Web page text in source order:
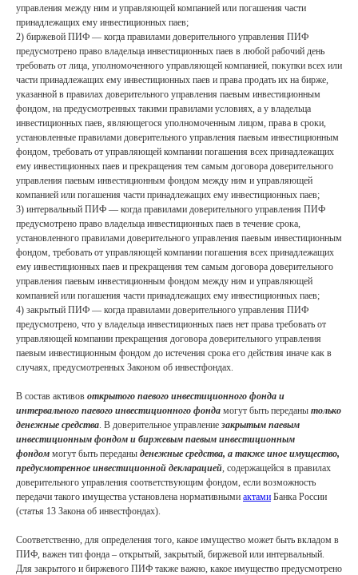
управления между ним и управляющей компанией или погашения части
принадлежащих ему инвестиционных паев;
2) биржевой ПИФ — когда правилами доверительного управления ПИФ
предусмотрено право владельца инвестиционных паев в любой рабочий день
требовать от лица, уполномоченного управляющей компанией, покупки всех или
части принадлежащих ему инвестиционных паев и права продать их на бирже,
указанной в правилах доверительного управления паевым инвестиционным
фондом, на предусмотренных такими правилами условиях, а у владельца
инвестиционных паев, являющегося уполномоченным лицом, права в сроки,
установленные правилами доверительного управления паевым инвестиционным
фондом, требовать от управляющей компании погашения всех принадлежащих
ему инвестиционных паев и прекращения тем самым договора доверительного
управления паевым инвестиционным фондом между ним и управляющей
компанией или погашения части принадлежащих ему инвестиционных паев;
3) интервальный ПИФ — когда правилами доверительного управления ПИФ
предусмотрено право владельца инвестиционных паев в течение срока,
установленного правилами доверительного управления паевым инвестиционным
фондом, требовать от управляющей компании погашения всех принадлежащих
ему инвестиционных паев и прекращения тем самым договора доверительного
управления паевым инвестиционным фондом между ним и управляющей
компанией или погашения части принадлежащих ему инвестиционных паев;
4) закрытый ПИФ — когда правилами доверительного управления ПИФ
предусмотрено, что у владельца инвестиционных паев нет права требовать от
управляющей компании прекращения договора доверительного управления
паевым инвестиционным фондом до истечения срока его действия иначе как в
случаях, предусмотренных Законом об инвестфондах.
В состав активов открытого паевого инвестиционного фонда и
интервального паевого инвестиционного фонда могут быть переданы только
денежные средства. В доверительное управление закрытым паевым
инвестиционным фондом и биржевым паевым инвестиционным
фондом могут быть переданы денежные средства, а также иное имущество,
предусмотренное инвестиционной декларацией, содержащейся в правилах
доверительного управления соответствующим фондом, если возможность
передачи такого имущества установлена нормативными актами Банка России
(статья 13 Закона об инвестфондах).
Соответственно, для определения того, какое имущество может быть вкладом в
ПИФ, важен тип фонда – открытый, закрытый, биржевой или интервальный.
Для закрытого и биржевого ПИФ также важно, какое имущество предусмотрено
Контакты
+7 (495) 255 33 50
open@lch.legal
Большая Грузинская ул., д. 30А, с.1.
Контакт пресс-службы:
marketing@lch.legal